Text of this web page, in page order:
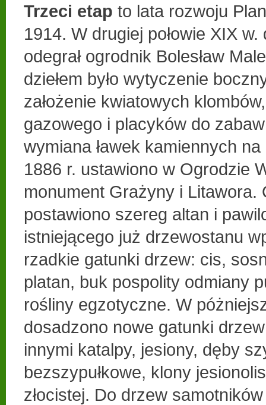
Trzeci etap to lata rozwoju
1914. W drugiej połowie XIX
odegrał ogrodnik Bolesław
dziełem było wytyczenie
założenie kwiatowych
gazowego i placyków do
wymiana ławek kamiennych
1886 r. ustawiono w Ogrodzie
monument Grażyny i Litawora.
postawiono szereg altan i
istniejącego już drzewostanu
rzadkie gatunki drzew: cis,
platan, buk pospolity odmiany
rośliny egzotyczne. W
dosadzono nowe gatunki
innymi katalpy, jesiony, dęby
bezszypułkowe, klony
złocistej. Do drzew